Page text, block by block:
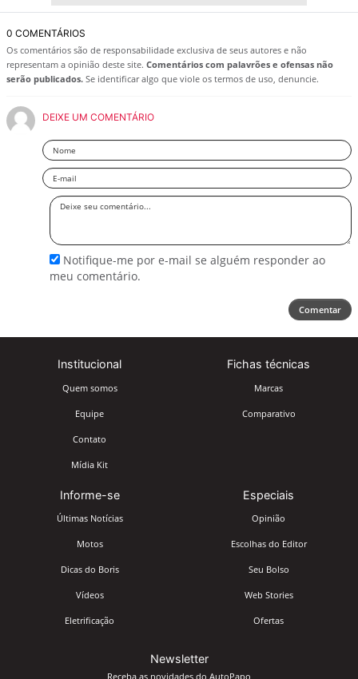
0 COMENTÁRIOS
Os comentários são de responsabilidade exclusiva de seus autores e não
representam a opinião deste site. Comentários com palavrões e ofensas não
serão publicados. Se identificar algo que viole os termos de uso, denuncie.
DEIXE UM COMENTÁRIO
Nome
Email
Deixe
Notifique-me por e-mail se alguém responder ao
meu comentário.
Comentar
Institucional
Quem somos
Equipe
Contato
Mídia Kit
Fichas técnicas
Marcas
Comparativo
Informe-se
Últimas Notícias
Motos
Dicas do Boris
Vídeos
Eletrificação
Especiais
Opinião
Escolhas do Editor
Seu Bolso
Web Stories
Ofertas
Newsletter
Receba as novidades do AutoPapo